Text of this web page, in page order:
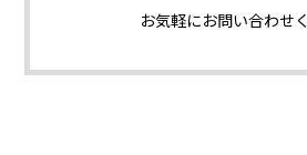
お気軽にお問い合わせ